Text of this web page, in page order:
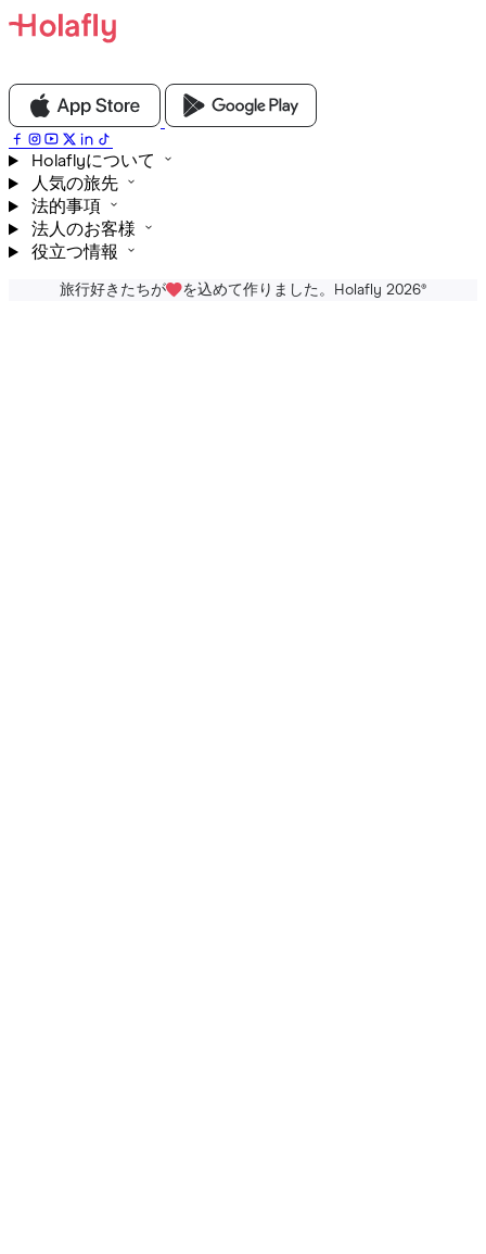
Holaflyについて
人気の旅先
法的事項
法人のお客様
役立つ情報
旅行好きたちが を込めて作りました。Holafly 2026®